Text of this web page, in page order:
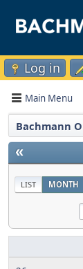
Log in
Main Menu
Bachmann
«
LIST MONTH